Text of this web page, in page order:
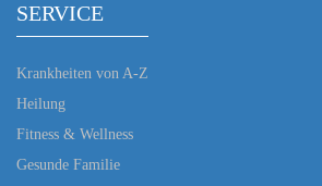
SERVICE
Krankheiten von A-Z
Heilung
Fitness & Wellness
Gesunde Familie